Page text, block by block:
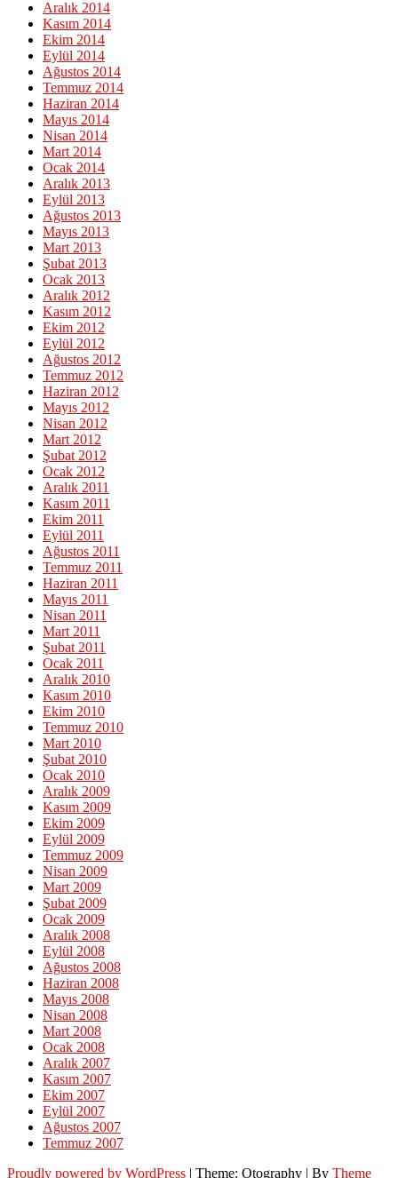
Aralık 2014
Kasım 2014
Ekim 2014
Eylül 2014
Ağustos 2014
Temmuz 2014
Haziran 2014
Mayıs 2014
Nisan 2014
Mart 2014
Ocak 2014
Aralık 2013
Eylül 2013
Ağustos 2013
Mayıs 2013
Mart 2013
Şubat 2013
Ocak 2013
Aralık 2012
Kasım 2012
Ekim 2012
Eylül 2012
Ağustos 2012
Temmuz 2012
Haziran 2012
Mayıs 2012
Nisan 2012
Mart 2012
Şubat 2012
Ocak 2012
Aralık 2011
Kasım 2011
Ekim 2011
Eylül 2011
Ağustos 2011
Temmuz 2011
Haziran 2011
Mayıs 2011
Nisan 2011
Mart 2011
Şubat 2011
Ocak 2011
Aralık 2010
Kasım 2010
Ekim 2010
Temmuz 2010
Mart 2010
Şubat 2010
Ocak 2010
Aralık 2009
Kasım 2009
Ekim 2009
Eylül 2009
Temmuz 2009
Nisan 2009
Mart 2009
Şubat 2009
Ocak 2009
Aralık 2008
Eylül 2008
Ağustos 2008
Haziran 2008
Mayıs 2008
Nisan 2008
Mart 2008
Ocak 2008
Aralık 2007
Kasım 2007
Ekim 2007
Eylül 2007
Ağustos 2007
Temmuz 2007
Proudly powered by WordPress | Theme: Otography | By Theme